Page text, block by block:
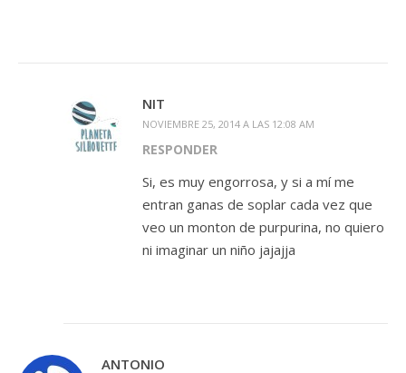
NIT
NOVIEMBRE 25, 2014 A LAS 12:08 AM
RESPONDER
Si, es muy engorrosa, y si a mí me
entran ganas de soplar cada vez que
veo un monton de purpurina, no quiero
ni imaginar un niño jajajja
ANTONIO